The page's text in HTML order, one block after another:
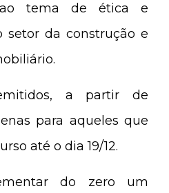
ao tema de ética e
setor da construção e
a partir de
para aqueles que
até o dia 19/12.
do zero um